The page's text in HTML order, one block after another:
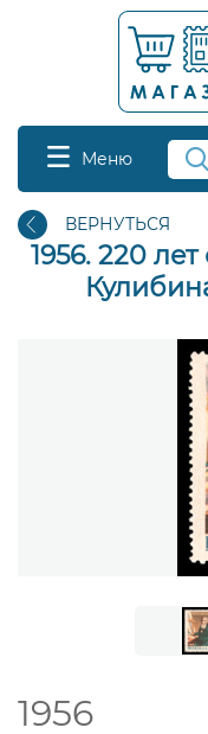
Меню
ВЕРНУТЬСЯ
1956. 220
1956